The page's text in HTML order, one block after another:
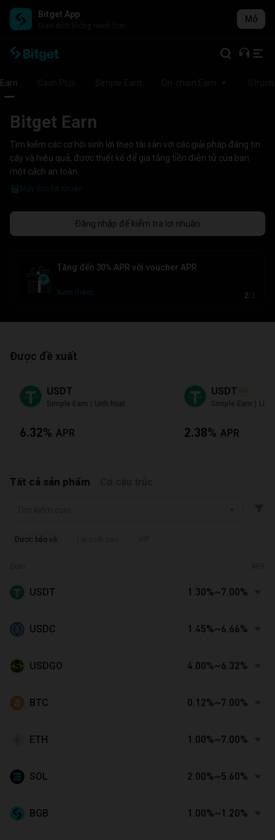
Bitget App Mở
‌Earn
Bitget Earn
Tìm kiếm các cơ hội sinh lời theo tài sản với các giải pháp đáng tin
cậy và hiệu quả, được thiết kế để gia tăng tiền điện tử của bạn
một cách an toàn.
Máy tính lợi nhuận
Đăng nhập để kiểm tra lợi nhuận
Tăng đến 30% APR với voucher APR
Xem thêm 2
Được đề xuất
USDT
Simple Earn | Linh hoạt
6.32% APR
USDT VIP
Simple Earn |
2.38% APR
Tất cả sản phẩm
Được bảo vệ
USDT 1.30%~7.00%
USDC 1.45%~6.66%
USDGO 4.00%~6.32%
BTC 0.12%~7.00%
ETH 1.00%~7.00%
SOL 2.00%~5.60%
BGB 1.00%~1.20%